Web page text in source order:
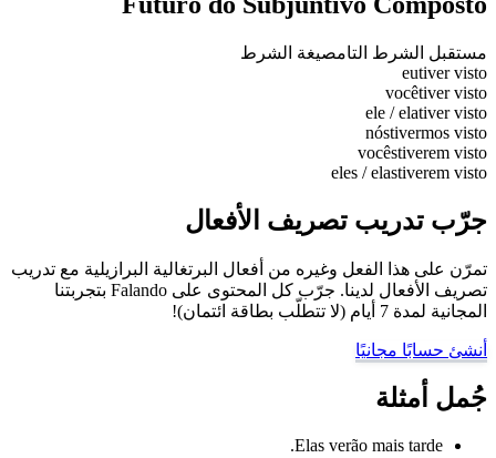
مستقبل الشرط التامصيغة الشرط
eutiver visto
vocêtiver visto
ele / elativer visto
nóstivermos visto
vocêstiverem visto
eles / elastiverem visto
جرّب تدريب تصريف الأفعال
تمرّن على هذا الفعل وغيره من أفعال البرتغالية البرازيلية مع تدريب
تصريف الأفعال لدينا. جرّب كل المحتوى على Falando بتجربتنا
المجانية لمدة 7 أيام (لا تتطلّب بطاقة ائتمان)!
أنشئ حسابًا مجانيًا
جُمل أمثلة
Elas verão mais tarde.